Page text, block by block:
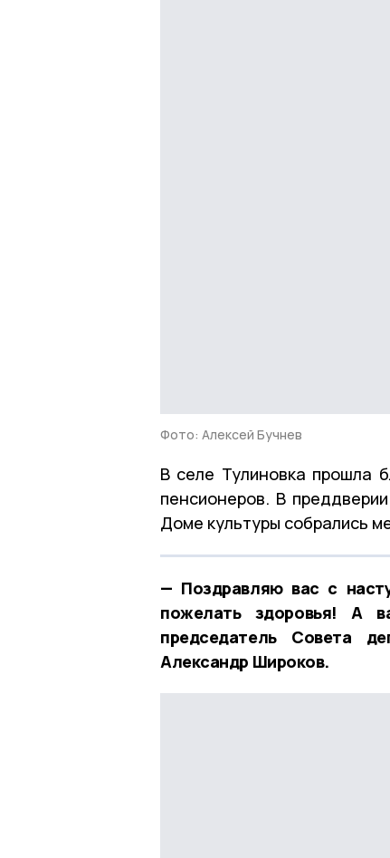
Фото: Алексей Бучнев
В селе Тулиновка прошла
пенсионеров. В
Доме культуры собрались
— Поздравляю вас с
пожелать здоровья! А
председатель Совета
Александр Широков.